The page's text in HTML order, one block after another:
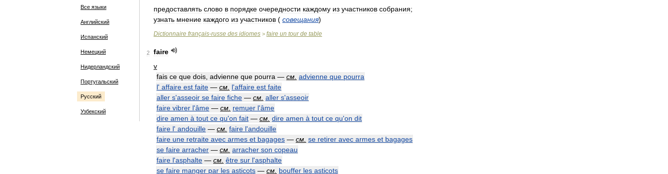
Все языки
Английский
Испанский
Немецкий
Нидерландский
Португальский
Русский
Узбекский
предоставлять слово в порядке очередности каждому из участников собрания;
узнать мнение каждого из участников ( совещания)
Dictionnaire français-russe des idiomes > faire un tour de table
2
faire
v
fais ce que dois advienne que pourra — см advienne que pourra
l' affaire est faite — см l'affaire est faite
aller s'asseoir se faire fiche — см aller s'asseoir
faire vibrer l'âme — см remuer l'âme
dire amen à tout ce qu'on fait — см dire amen à tout ce qu'on dit
faire l' andouille — см faire l'andouille
faire une retraite avec armes et bagages — см se retirer avec armes et bagages
se faire arracher — см arracher son copeau
faire l'asphalte — см être sur l'asphalte
se faire manger par les asticots — см bouffer les asticots